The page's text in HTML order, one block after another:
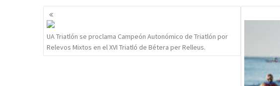
Navegación
de
entradas
UA Triatlón se proclama Campeón Autonómico de Triatlón por
Relevos Mixtos en el XVI Triatló de Bétera per Relleus.